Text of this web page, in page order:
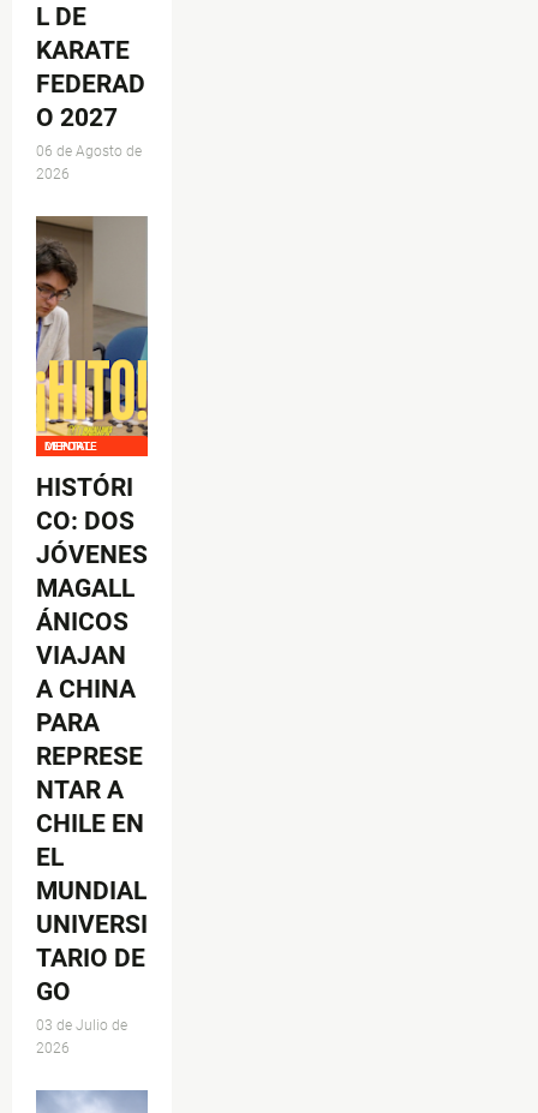
L DE
KARATE
FEDERAD
O 2027
06 de Agosto de
2026
DEPORTE MENTAL
HISTÓRI
CO: DOS
JÓVENES
MAGALL
ÁNICOS
VIAJAN
A CHINA
PARA
REPRESE
NTAR A
CHILE EN
EL
MUNDIAL
UNIVERSI
TARIO DE
GO
03 de Julio de
2026